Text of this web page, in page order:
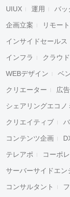
UIUX 運用 バッ
企画立案 リモー
インサイドセールス
インフラ クラウド
WEBデザイン ベ
クリエーター 広告
シェアリングエコノ
クリエイティブ
コンテンツ企画
テレアポ コーポ
サーバーサイドエン
コンサルタント